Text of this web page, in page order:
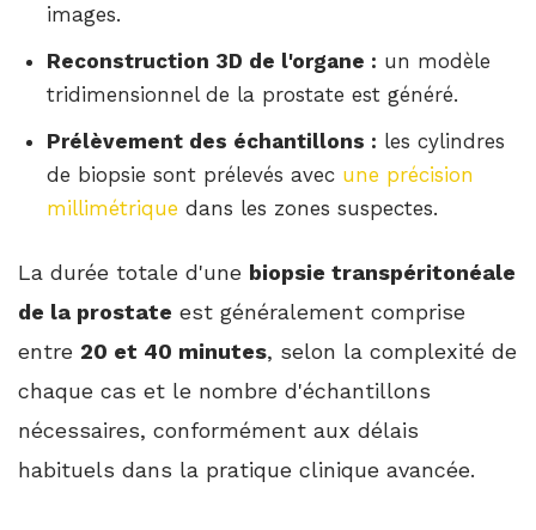
images.
Reconstruction 3D de l'organe : un modèle
tridimensionnel de la prostate est généré.
Prélèvement des échantillons : les cylindres
de biopsie sont prélevés avec une précision
millimétrique dans les zones suspectes.
La durée totale d'une biopsie transpéritonéale
de la prostate est généralement comprise
entre 20 et 40 minutes, selon la complexité de
chaque cas et le nombre d'échantillons
nécessaires, conformément aux délais
habituels dans la pratique clinique avancée.